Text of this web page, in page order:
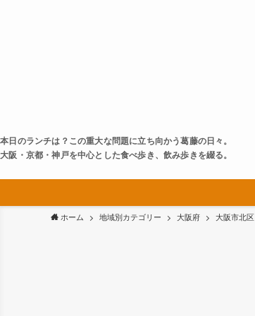
本日のランチは？この重大な問題に立ち向かう葛藤の日々。
大阪・京都・神戸を中心とした食べ歩き、飲み歩きを綴る。
ホーム 地域別カテゴリー 大阪府 大阪市北区